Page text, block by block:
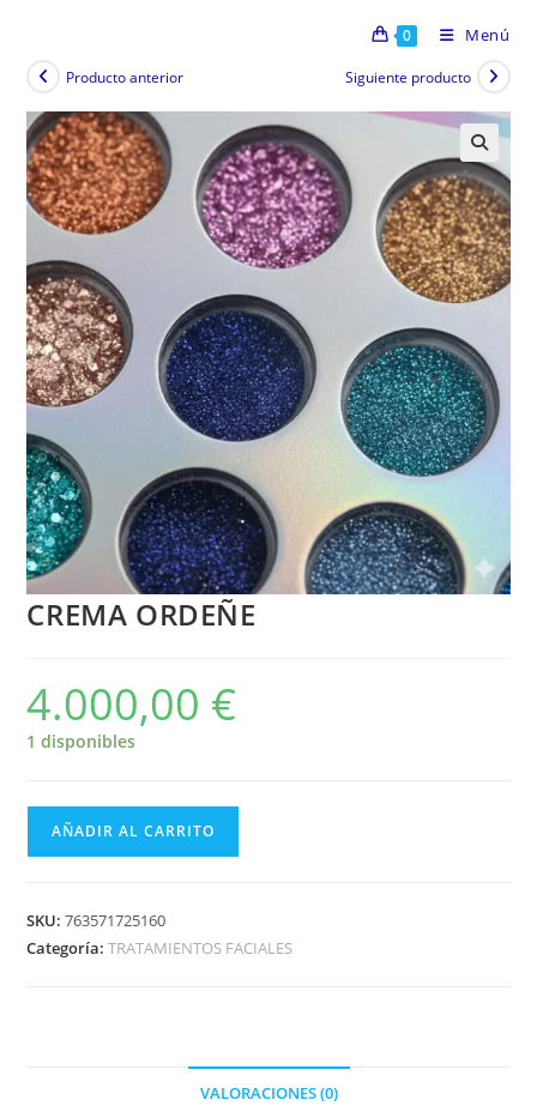
0 Menú
Producto anterior Siguiente producto
CREMA ORDEÑE
4.000,00 €
1 disponibles
AÑADIR AL CARRITO
SKU:763571725160
Categoría:TRATAMIENTOS FACIALES
VALORACIONES (0)